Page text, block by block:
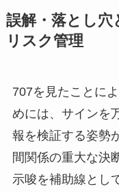
誤解・落とし穴
リスク管理
707を見たことに
めには、サインを
報を検証する姿勢
間関係の重大な決
示唆を補助線とし